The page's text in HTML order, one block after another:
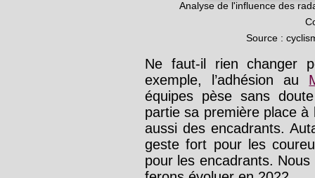
Analyse de l'influence des
Source :
Ne faut-il rien changer
exemple, l’adhésion au
équipes pèse sans
partie sa première place à
aussi des encadrants.
geste fort pour les
pour les encadrants.